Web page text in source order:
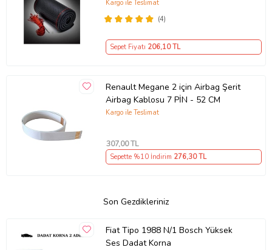
Kılıf
(4)
Kargo ile Teslimat
Sepet Fiyatı 206,10 TL
Renault Megane 2 için Airbag Şerit
Airbag Kablosu 7 PİN - 52 CM
Kargo ile Teslimat
307,00 TL
Sepette %10 İndirim 276,30 TL
Son Gezdikleriniz
Fiat Tipo 1988 N/1 Bosch Yüksek
Ses Dadat Korna